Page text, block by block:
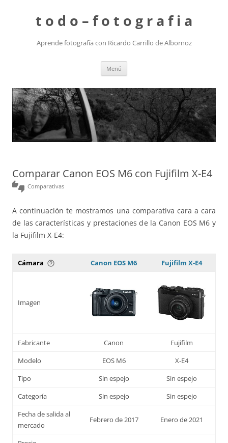
t o d o – f o t o g r a f i a
Aprende fotografía con Ricardo Carrillo de Albornoz
Menú
Comparar Canon EOS M6 con Fujifilm X-E4
thumbs_up_down Comparativas
A continuación te mostramos una comparativa cara a cara
de las características y prestaciones de la Canon EOS M6 y
la Fujifilm X-E4:
Cámara help_outline Canon EOS M6 Fujifilm X-E4
Imagen
Fabricante Canon
Fujifilm
Modelo
EOS M6
X-E4
Tipo
Sin espejo
Sin espejo
Categoría
Sin espejo
Sin espejo
Fecha de salida al
mercado
Febrero de 2017 Enero de 2021